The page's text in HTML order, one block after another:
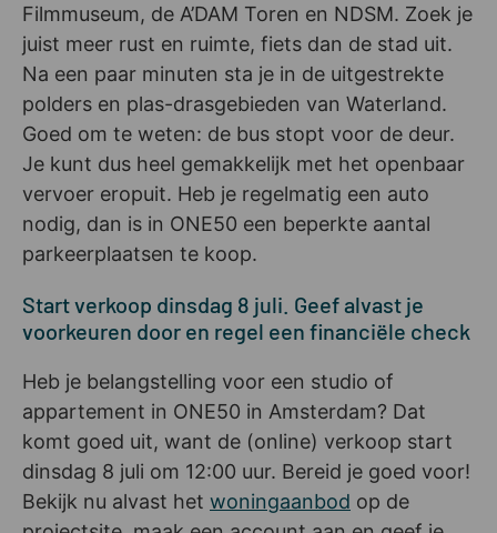
Filmmuseum, de A’DAM Toren en NDSM. Zoek je
juist meer rust en ruimte, fiets dan de stad uit.
Na een paar minuten sta je in de uitgestrekte
polders en plas-drasgebieden van Waterland.
Goed om te weten: de bus stopt voor de deur.
Je kunt dus heel gemakkelijk met het openbaar
vervoer eropuit. Heb je regelmatig een auto
nodig, dan is in ONE50 een beperkte aantal
parkeerplaatsen te koop.
Start verkoop dinsdag 8 juli. Geef alvast je
voorkeuren door en regel een financiële check
Heb je belangstelling voor een studio of
appartement in ONE50 in Amsterdam? Dat
komt goed uit, want de (online) verkoop start
dinsdag 8 juli om 12:00 uur. Bereid je goed voor!
Bekijk nu alvast het woningaanbod op de